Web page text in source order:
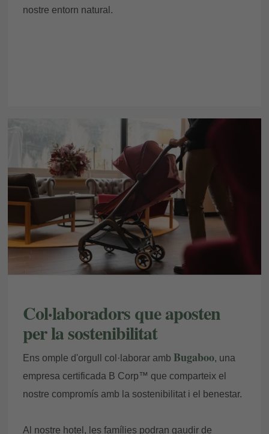
nostre entorn natural.
Col·laboradors que aposten
per la sostenibilitat
Ens omple d'orgull col·laborar amb Bugaboo, una
empresa certificada B Corp™ que comparteix el
nostre compromís amb la sostenibilitat i el benestar.
Al nostre hotel, les famílies podran gaudir de